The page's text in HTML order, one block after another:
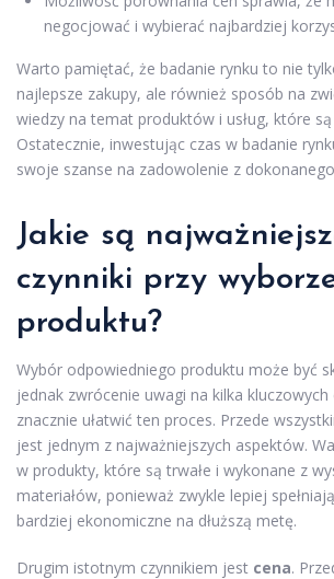
negocjować i wybierać najbardziej
Warto pamiętać, że badanie rynku to nie
najlepsze zakupy, ale również sposób na
wiedzy na temat produktów i usług, które są
Ostatecznie, inwestując czas w badanie
swoje szanse na zadowolenie z
Jakie są
czynniki przy
produktu?
Wybór odpowiedniego produktu może być
jednak zwrócenie uwagi na kilka
znacznie ułatwić ten proces. Przede
jest jednym z najważniejszych aspektów.
w produkty, które są trwałe i wykonane z
materiałów, ponieważ zwykle lepiej
bardziej ekonomiczne na dłuższą metę.
Drugim istotnym czynnikiem jest cena.